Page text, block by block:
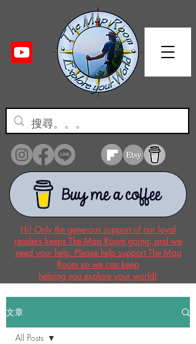
Hi! Only the generous support of our loyal
readers keeps The Map Room going, and we
need your help. Please help support The Map
Room so we can keep
helping you explore your world!
文章
All Posts